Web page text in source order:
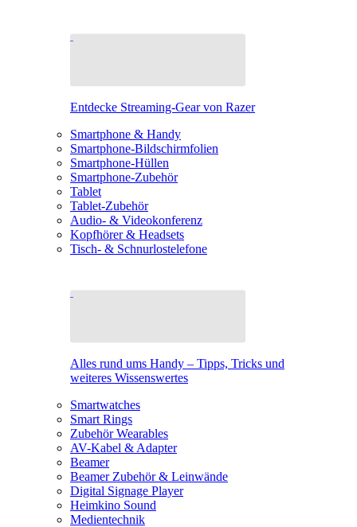
Entdecke Streaming-Gear von Razer
Smartphone & Handy
Smartphone-Bildschirmfolien
Smartphone-Hüllen
Smartphone-Zubehör
Tablet
Tablet-Zubehör
Audio- & Videokonferenz
Kopfhörer & Headsets
Tisch- & Schnurlostelefone
Alles rund ums Handy – Tipps, Tricks und
weiteres Wissenswertes
Smartwatches
Smart Rings
Zubehör Wearables
AV-Kabel & Adapter
Beamer
Beamer Zubehör & Leinwände
Digital Signage Player
Heimkino Sound
Medientechnik